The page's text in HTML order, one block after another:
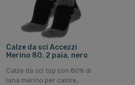
Calze da sci Accezzi
Merino 80, 2 paia, nero
Calze da sci top con 80% di
lana merino per calore,